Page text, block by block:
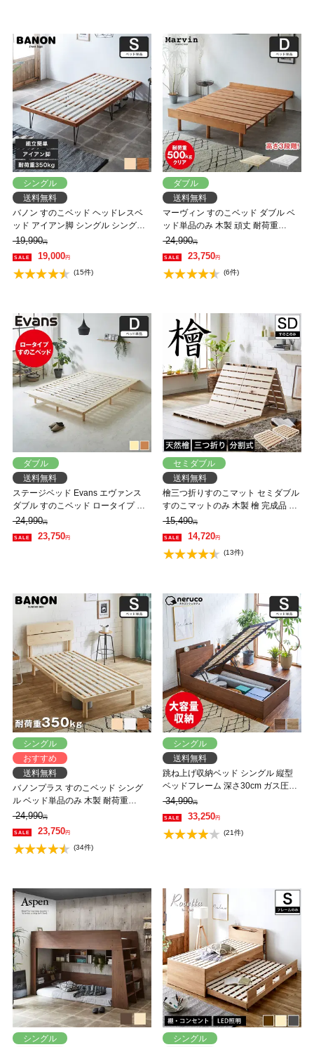
シングル
送料無料
バノン すのこベッド ヘッドレスベ
ッド アイアン脚 シングル シングル
ベッド 木製 ベッドフレーム 耐荷重
350kg 組立簡単 ヴィンテージ調 イ
ンダストリアル
19,990円
19,000円
(15件)
ダブル
送料無料
マーヴィン すのこベッド ダブル ベ
ッド単品のみ 木製 頑丈 耐荷重
500kg ヘッドレス 高さ3段階
24,990円
23,750円
(6件)
ダブル
送料無料
ステージベッド Evans エヴァンス
ダブル すのこベッド ロータイプ ヘ
ッドレス 木製ベッド ベッドフレー
ム ダブルベッド ベッド単品 ナチュ
ラル ブラウン 【大型家具配送】
24,990円
23,750円
セミダブル
送料無料
檜三つ折りすのこマット セミダブル
すのこマットのみ 木製 檜 完成品 軽
量 二分割可能 布団が干せる コンパ
15,490円
14,720円
(13件)
シングル
おすすめ
送料無料
バノンプラス すのこベッド シング
ル ベッド単品のみ 木製 耐荷重
350kg 組立簡単 棚付き コンセント
高さ4段階 【大型家具配送】
24,990円
23,750円
(34件)
シングル
送料無料
跳ね上げ収納ベッド シングル 縦型
ベッドフレーム 深さ30cm ガス圧式
収納ベッド ウッドスプリング 棚付
き コンセント付き 【大型家具配
送】
34,990円
33,250円
(21件)
シングル
シングル